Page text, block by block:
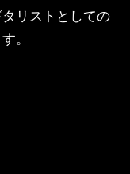
リストとしての
。